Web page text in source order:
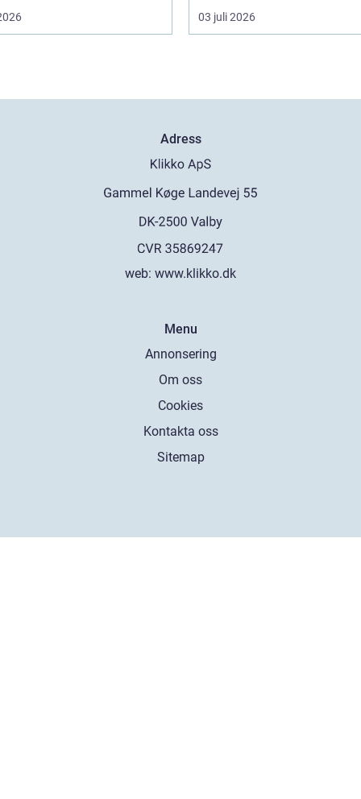
03 juli 2026
Adress
web: www.klikko.dk
Menu
Annonsering
Om oss
Cookies
Kontakta oss
Sitemap